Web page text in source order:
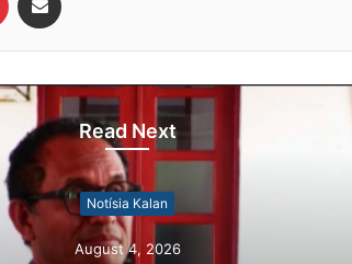
Read Next
Notísia Kalan
August 4, 2026